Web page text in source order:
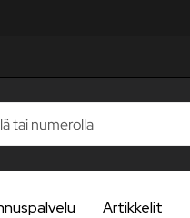
Artikkelit